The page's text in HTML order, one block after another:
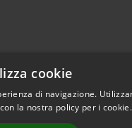
cookie
di navigazione.
la nostra policy per i